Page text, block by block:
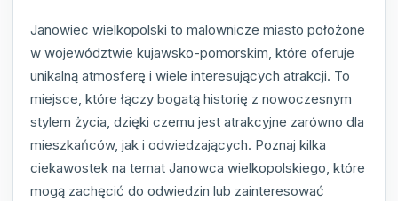
Janowiec wielkopolski to malownicze miasto położone
w województwie kujawsko-pomorskim, które oferuje
unikalną atmosferę i wiele interesujących atrakcji. To
miejsce, które łączy bogatą historię z nowoczesnym
stylem życia, dzięki czemu jest atrakcyjne zarówno dla
mieszkańców, jak i odwiedzających. Poznaj kilka
ciekawostek na temat Janowca wielkopolskiego, które
mogą zachęcić do odwiedzin lub zainteresować